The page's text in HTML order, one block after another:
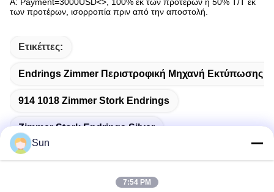
των προτέρων, ισορροπία πριν από την αποστολή.
Ετικέττες:
Endrings Zimmer Περιστροφική Μηχανή Εκτύπωσης
914 1018 Zimmer Stork Endrings
Zimmer Stork Endrings Silver
Sun
7:54 PM